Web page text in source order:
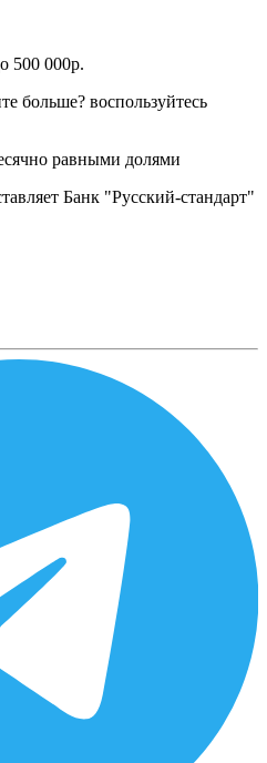
500 000р.
больше? воспользуйтесь
равными долями
Банк "Русский-стандарт"